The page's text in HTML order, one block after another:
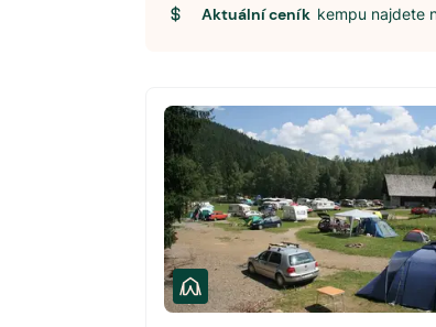
Aktuální ceník kempu najdete